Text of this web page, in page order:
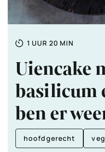
Totale
1 UUR
UUR 20 MINUTEN
MIN
Uiencake
basilicum
ben er
hoofdgerecht